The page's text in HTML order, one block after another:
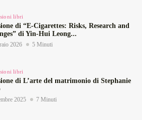
libri
di “E‑Cigarettes: Risks, Research and
di Yin‑Hui Leong...
2026 5 Minuti
libri
di L’arte del matrimonio di Stephanie
2025 7 Minuti